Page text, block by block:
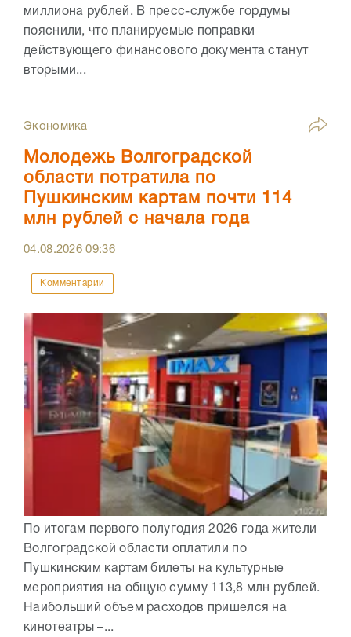
миллиона рублей. В пресс-службе гордумы
пояснили, что планируемые поправки
действующего финансового документа станут
вторыми...
Экономика
Молодежь Волгоградской
области потратила по
Пушкинским картам почти 114
млн рублей с начала года
04.08.202609:36
Комментарии
По итогам первого полугодия 2026 года жители
Волгоградской области оплатили по
Пушкинским картам билеты на культурные
мероприятия на общую сумму 113,8 млн рублей.
Наибольший объем расходов пришелся на
кинотеатры –...